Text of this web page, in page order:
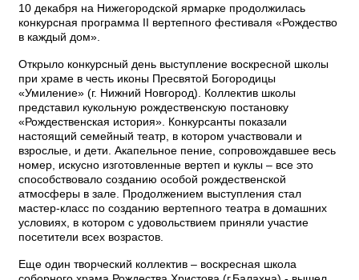
10 декабря на Нижегородской ярмарке продолжилась
конкурсная программа II вертепного фестиваля «Рождество
в каждый дом».
Открыло конкурсный день выступление воскресной школы
при храме в честь иконы Пресвятой Богородицы
«Умиление» (г. Нижний Новгород). Коллектив школы
представил кукольную рождественскую постановку
«Рождественская история». Конкурсанты показали
настоящий семейный театр, в котором участвовали и
взрослые, и дети. Акапельное пение, сопровождавшее весь
номер, искусно изготовленные вертеп и куклы – все это
способствовало созданию особой рождественской
атмосферы в зале. Продолжением выступления стал
мастер-класс по созданию вертепного театра в домашних
условиях, в котором с удовольствием приняли участие
посетители всех возрастов.
Еще один творческий коллектив – воскресная школа